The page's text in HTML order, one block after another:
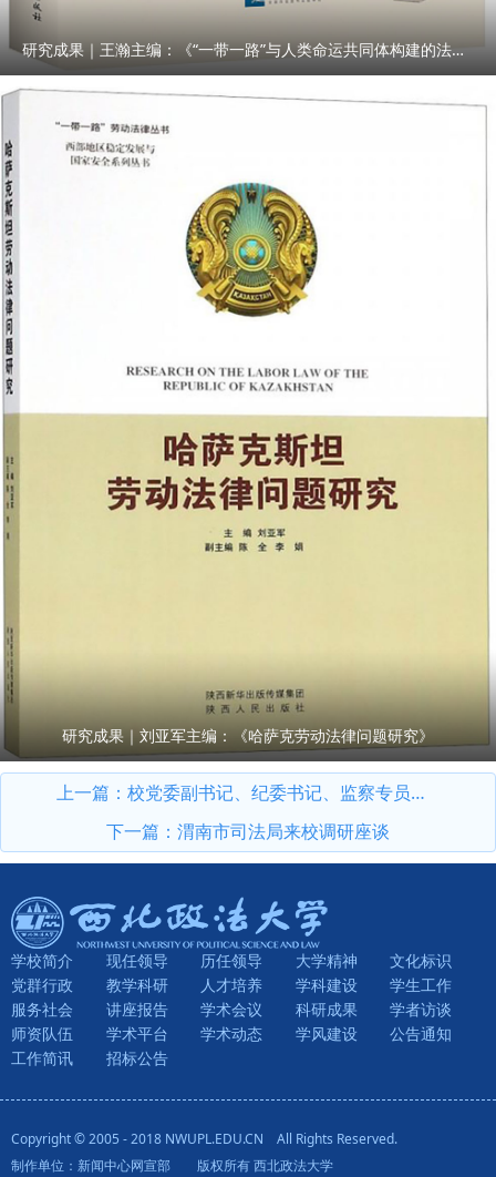
研究成果｜王瀚主编：《“一带一路”与人类命运共同体构建的法律与实践》
研究成果｜刘亚军主编：《哈萨克劳动法律问题研究》
上一篇： 校党委副书记、纪委书记、监察专员刘志彬率队参加中国（喀什）-中亚南亚法治论坛
下一篇： 渭南市司法局来校调研座谈
学校简介 现任领导 历任领导 大学精神
文化标识
党群行政
教学科研 人才培养 学科建设
学生工作
服务社会
讲座报告 学术会议 科研成果
学者访谈
师资队伍
学术平台 学术动态 学风建设
公告通知
工作简讯
招标公告
Copyright © 2005 - 2018 NWUPL.EDU.CN All Rights Reserved.
制作单位：新闻中心网宣部 版权所有 西北政法大学